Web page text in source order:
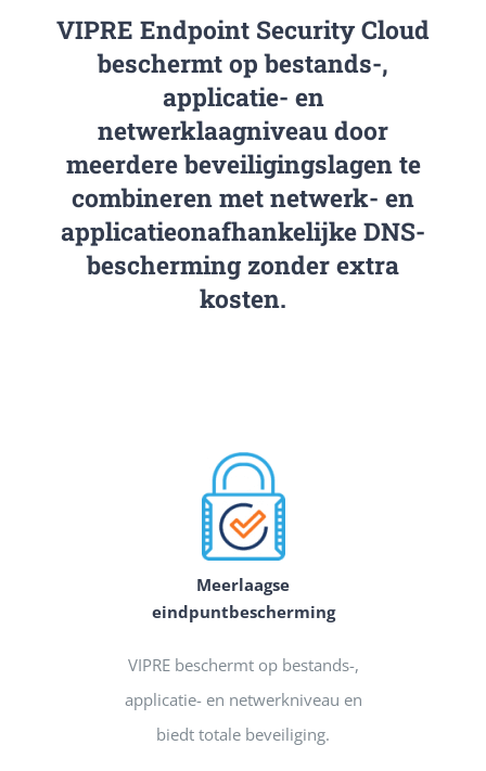
VIPRE Endpoint Security Cloud
beschermt op bestands-,
applicatie- en
netwerklaagniveau door
meerdere beveiligingslagen te
combineren met netwerk- en
applicatieonafhankelijke DNS-
bescherming zonder extra
kosten.
Meerlaagse
eindpuntbescherming
VIPRE beschermt op bestands-,
applicatie- en netwerkniveau en
biedt totale beveiliging.